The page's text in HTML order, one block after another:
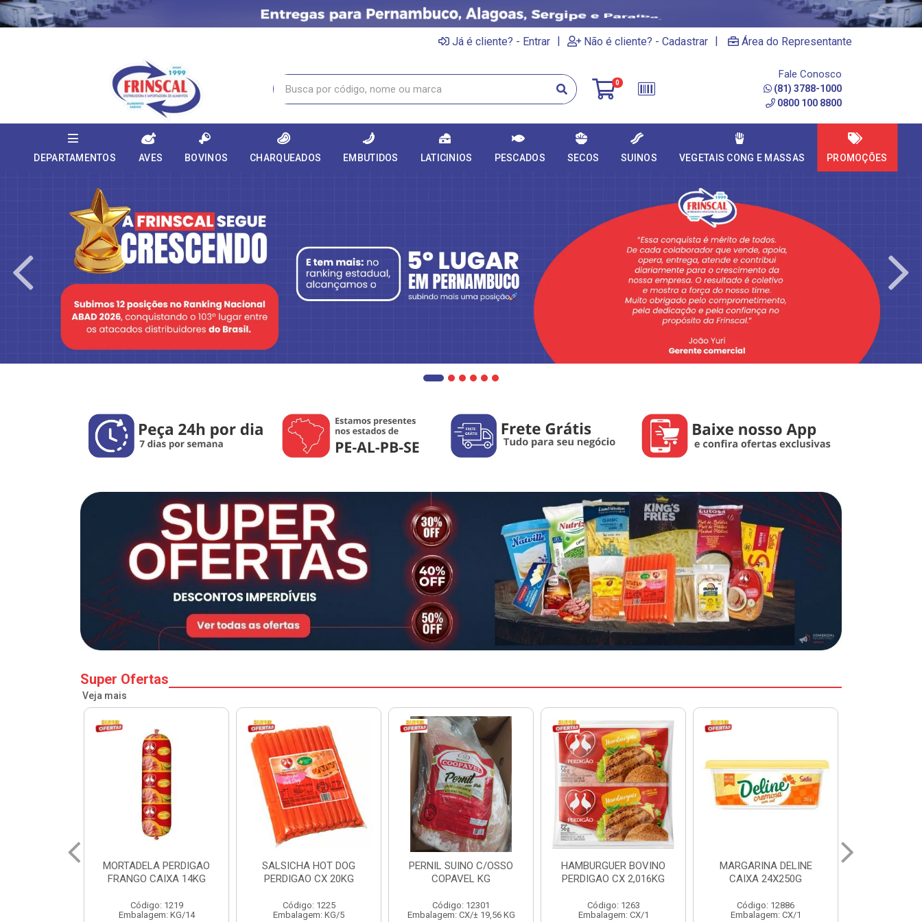
Já é cliente? - Entrar | Não é cliente? - Cadastrar | Área do Representante
0
Fale Conosco
(81) 3788-1000
0800 100 8800
DEPARTAMENTOS AVES BOVINOS CHARQUEADOS EMBUTIDOS LATICINIOS PESCADOS SECOS SUINOS VEGETAIS CONG E MASSAS PROMOÇÕES
Super Ofertas
Veja mais
SALSICHA HOT DOG
PERDIGAO CX 20KG
Código: 1225
Embalagem: KG/5
PERNIL SUINO C/OSSO
COPAVEL KG
Código: 12301
Embalagem: CX/± 19,56 KG
HAMBURGUER BOVINO
PERDIGAO CX 2,016KG
Código: 1263
Embalagem: CX/1
MARGARINA DELINE
CAIXA 24X250G
Código: 12886
Embalagem: CX/1
MARGARINA DELINE
CAIXA 12X500G
Código: 12887
Embalagem: CX/1